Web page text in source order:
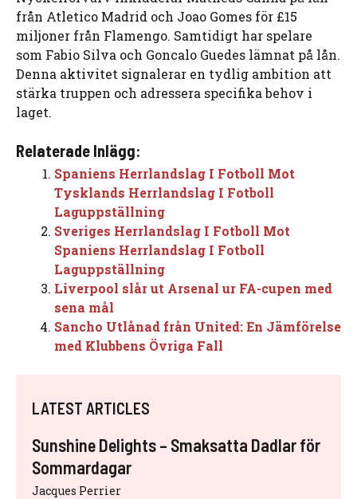
från Atletico Madrid och Joao Gomes för £15
miljoner från Flamengo. Samtidigt har spelare
som Fabio Silva och Goncalo Guedes lämnat på lån.
Denna aktivitet signalerar en tydlig ambition att
stärka truppen och adressera specifika behov i
laget.
Relaterade Inlägg:
Spaniens Herrlandslag I Fotboll Mot
Tysklands Herrlandslag I Fotboll
Laguppställning
Sveriges Herrlandslag I Fotboll Mot
Spaniens Herrlandslag I Fotboll
Laguppställning
Liverpool slår ut Arsenal ur FA-cupen med
sena mål
Sancho Utlånad från United: En Jämförelse
med Klubbens Övriga Fall
LATEST ARTICLES
Sunshine Delights – Smaksatta Dadlar för
Sommardagar
Jacques Perrier